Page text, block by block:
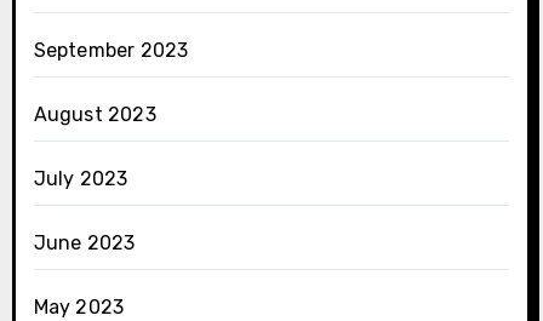
September 2023
August 2023
July 2023
June 2023
May 2023